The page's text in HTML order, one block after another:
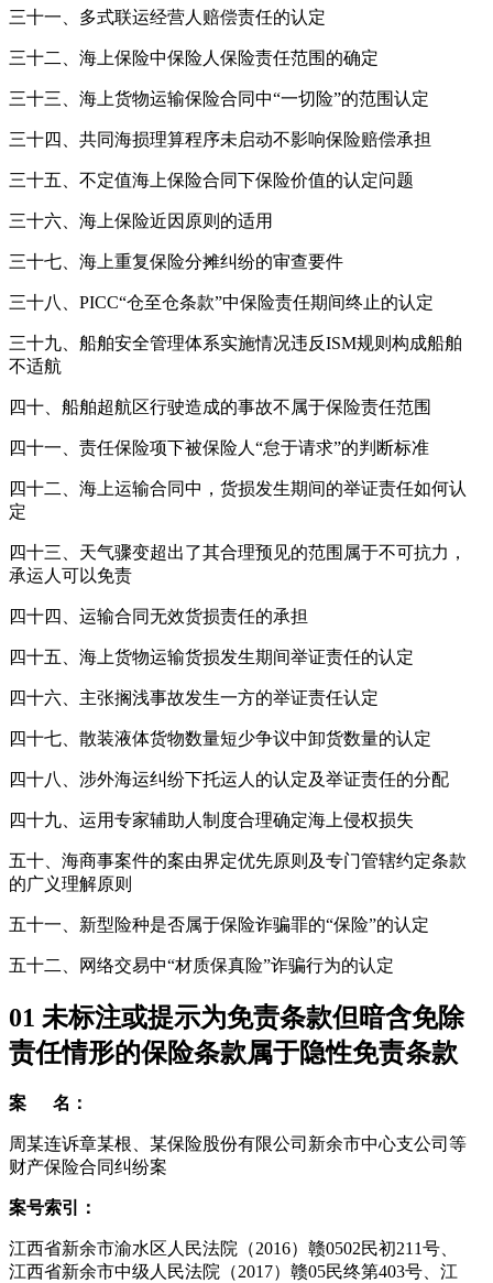
三十一、多式联运经营人赔偿责任的认定
三十二、海上保险中保险人保险责任范围的确定
三十三、海上货物运输保险合同中“一切险”的范围认定
三十四、共同海损理算程序未启动不影响保险赔偿承担
三十五、不定值海上保险合同下保险价值的认定问题
三十六、海上保险近因原则的适用
三十七、海上重复保险分摊纠纷的审查要件
三十八、PICC“仓至仓条款”中保险责任期间终止的认定
三十九、船舶安全管理体系实施情况违反ISM规则构成船舶
不适航
四十、船舶超航区行驶造成的事故不属于保险责任范围
四十一、责任保险项下被保险人“怠于请求”的判断标准
四十二、海上运输合同中，货损发生期间的举证责任如何认
定
四十三、天气骤变超出了其合理预见的范围属于不可抗力，
承运人可以免责
四十四、运输合同无效货损责任的承担
四十五、海上货物运输货损发生期间举证责任的认定
四十六、主张搁浅事故发生一方的举证责任认定
四十七、散装液体货物数量短少争议中卸货数量的认定
四十八、涉外海运纠纷下托运人的认定及举证责任的分配
四十九、运用专家辅助人制度合理确定海上侵权损失
五十、海商事案件的案由界定优先原则及专门管辖约定条款
的广义理解原则
五十一、新型险种是否属于保险诈骗罪的“保险”的认定
五十二、网络交易中“材质保真险”诈骗行为的认定
01 未标注或提示为免责条款但暗含免除
责任情形的保险条款属于隐性免责条款
案 名：
周某连诉章某根、某保险股份有限公司新余市中心支公司等
财产保险合同纠纷案
案号索引：
江西省新余市渝水区人民法院（2016）赣0502民初211号、
江西省新余市中级人民法院（2017）赣05民终第403号、江